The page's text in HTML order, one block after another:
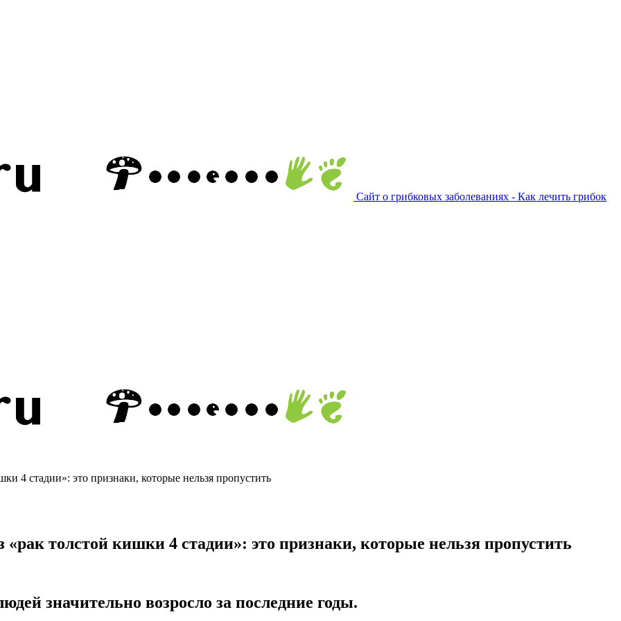
Сайт о грибковых заболеваниях - Как лечить грибок
4 стадии»: это признаки, которые нельзя пропустить
«рак толстой кишки 4 стадии»: это признаки, которые нельзя пропустить
значительно возросло за последние годы.